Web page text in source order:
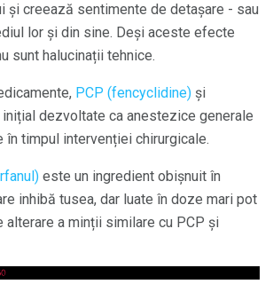
și creează sentimente de detașare - sau
lor și din sine. Deși aceste efecte
sunt halucinații tehnice.
PCP (fencyclidine) și
dezvoltate ca anestezice generale
în timpul intervenției chirurgicale.
este un ingredient obișnuit în
inhibă tusea, dar luate în doze mari pot
a minții similare cu PCP și